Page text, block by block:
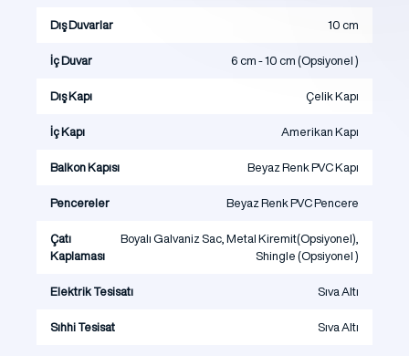
Dış Duvarlar 10 cm
İç Duvar 6 cm - 10 cm (Opsiyonel )
Dış Kapı Çelik Kapı
İç Kapı Amerikan Kapı
Balkon Kapısı Beyaz Renk PVC Kapı
Pencereler Beyaz Renk PVC Pencere
Çatı
Kaplaması
Boyalı Galvaniz Sac, Metal Kiremit(Opsiyonel),
Shingle (Opsiyonel )
Elektrik Tesisatı Sıva Altı
Sıhhi Tesisat Sıva Altı